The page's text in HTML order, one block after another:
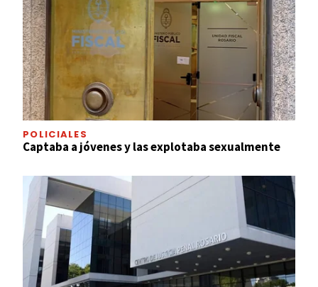
POLICIALES
Captaba a jóvenes y las explotaba sexualmente